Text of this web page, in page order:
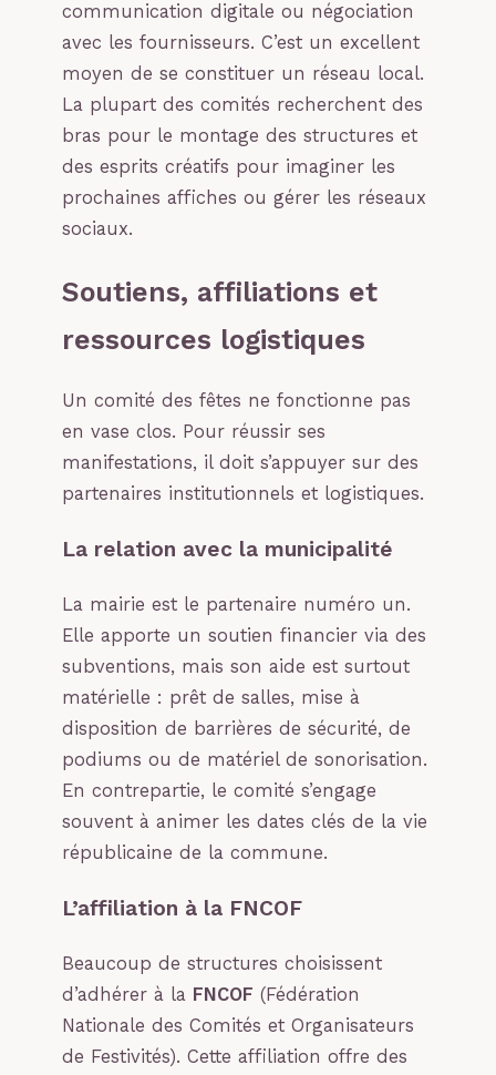
communication digitale ou négociation
avec les fournisseurs. C’est un excellent
moyen de se constituer un réseau local.
La plupart des comités recherchent des
bras pour le montage des structures et
des esprits créatifs pour imaginer les
prochaines affiches ou gérer les réseaux
sociaux.
Soutiens, affiliations et
ressources logistiques
Un comité des fêtes ne fonctionne pas
en vase clos. Pour réussir ses
manifestations, il doit s’appuyer sur des
partenaires institutionnels et logistiques.
La relation avec la municipalité
La mairie est le partenaire numéro un.
Elle apporte un soutien financier via des
subventions, mais son aide est surtout
matérielle : prêt de salles, mise à
disposition de barrières de sécurité, de
podiums ou de matériel de sonorisation.
En contrepartie, le comité s’engage
souvent à animer les dates clés de la vie
républicaine de la commune.
L’affiliation à la FNCOF
Beaucoup de structures choisissent
d’adhérer à la FNCOF (Fédération
Nationale des Comités et Organisateurs
de Festivités). Cette affiliation offre des